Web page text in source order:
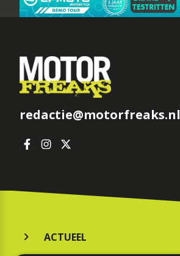
redactie@motorfreaks.nl
ACTUEEL